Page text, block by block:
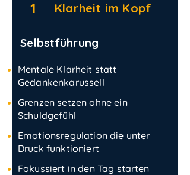
Mentale Klarheit statt
Gedankenkarussell
Grenzen setzen ohne ein
Schuldgefühl
Emotionsregulation die unter
Druck funktioniert
Fokussiert in den Tag starten
Selbstführung
1 Klarheit im Kopf